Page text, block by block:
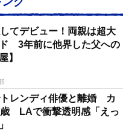
また「違う形」の一つ
ジバーのお店を２０１
ました。自分の切り替え
て。コロナで２年ほど営
てデビュー！両親は超大
3年前に他界した父への
】
レンディ俳優と離婚 カ
歳 LAで衝撃透明感「えっ